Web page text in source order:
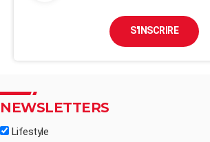
S'INSCRIRE
NEWSLETTERS
Lifestyle